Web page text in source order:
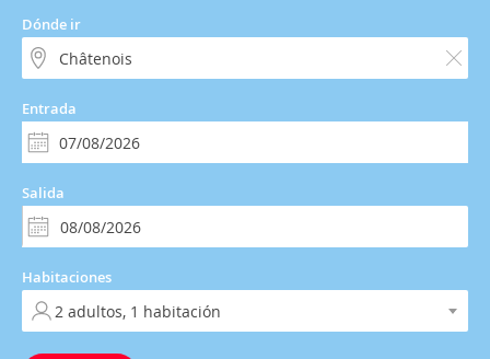
Dónde ir
Entrada
Salida
Habitaciones